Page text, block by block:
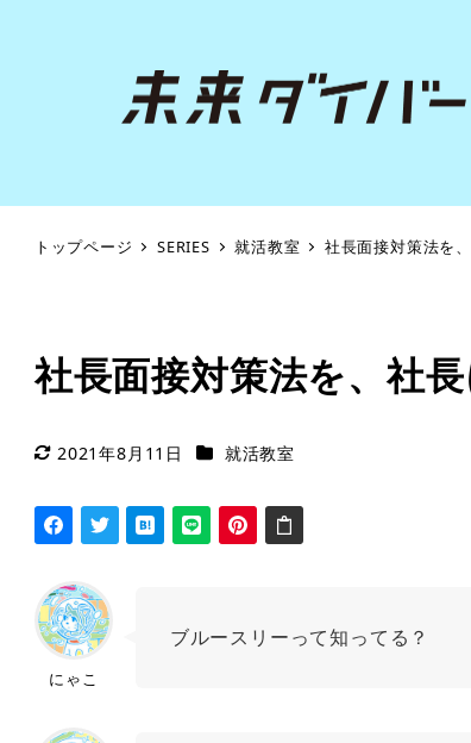
トップページ SERIES 就活教室 社長面接対策法を
社長面接対策法を、社
更新日
2021年8月11日 シリーズカテゴリー
就活教室
にゃこ
ブルースリーって知ってる？